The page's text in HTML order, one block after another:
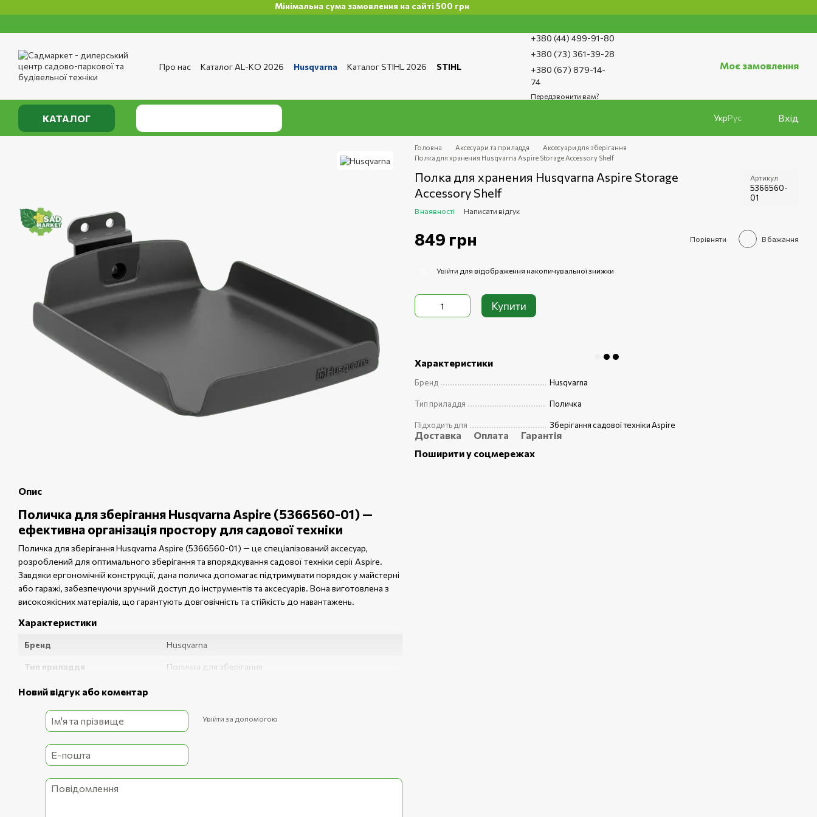
Мінімальна сума замовлення на сайті 500 грн
Про нас Каталог AL-KO 2026 Husqvarna Каталог STIHL 2026
STIHL
Публічний договір
Політика конфіденційності
+380 (44) 499-91-80
+380 (73) 361-39-28
+380 (67) 879-14-
74
Передзвонити вам?
Моє замовлення
КАТАЛОГ УкрРус Вхід
Опис
Поличка для зберігання Husqvarna Aspire (5366560-01) —
ефективна організація простору для садової техніки
Поличка для зберігання Husqvarna Aspire (5366560-01) — це спеціалізований аксесуар,
розроблений для оптимального зберігання та впорядкування садової техніки серії Aspire.
Завдяки ергономічній конструкції, дана поличка допомагає підтримувати порядок у майстерні
або гаражі, забезпечуючи зручний доступ до інструментів та аксесуарів. Вона виготовлена з
високоякісних матеріалів, що гарантують довговічність та стійкість до навантажень.
Характеристики
Бренд Husqvarna
Тип приладдя Поличка для зберігання
Матеріал
Сумісність Серія Husqvarna Aspire
Максимальне навантаження До 15 кг
Кріплення
Габарити (Д×Ш×В) 385×120×70 мм
Новий відгук або коментар
Увійти за допомогою
Головна Аксесуари та приладдя
Аксесуари для зберігання
Полка для хранения Husqvarna Aspire Storage Accessory Shelf
Полка для хранения Husqvarna Aspire Storage
Accessory Shelf
Артикул
5366560-
01
В наявності Написати відгук
849 грн Порівняти В бажання
Увійти для відображення накопичувальної знижки
Купити
Характеристики
Бренд Husqvarna
Тип приладдя Поличка
Підходить для Зберігання садової техніки Aspire
Доставка Оплата
Гарантія
Поширити у соцмережах